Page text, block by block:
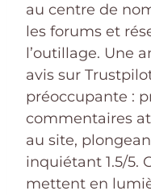
au centre de
les forums et
l’outillage. Une
avis sur
préoccupante :
commentaires
au site,
inquiétant 1.5/5.
mettent en